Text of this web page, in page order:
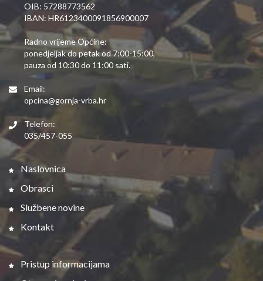
OIB: 57288773562
IBAN: HR6123400091856900007
Radno vrijeme Općine:
ponedjeljak do petak od 7:00-15:00,
pauza od 10:30 do 11:00 sati.
Email:
opcina@gornja-vrba.hr
Telefon:
035/457-055
Naslovnica
Obrasci
Službene novine
Kontakt
Pristup informacijama